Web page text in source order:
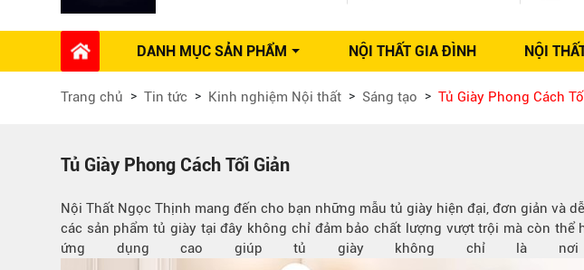
DANH MỤC SẢN PHẨM
Phụ kiện Nội thất
Ổ khóa tủ
Máy hút mùi
Phụ kiện tủ áo
Phụ kiện tủ bếp trên
Thùng đựng gạo
NỘI THẤT GIA ĐÌNH NỘI
Dự án thi công Báo giá Nội thất
Trang chủ Tin tức Kinh nghiệm Nội thất Sáng tạo Tủ Giày Phong Cách
Tủ Giày Phong Cách Tối Giản
Nội Thất Ngọc Thịnh mang đến cho bạn những mẫu tủ giày hiện đại, đơn giản và
các sản phẩm tủ giày tại đây không chỉ đảm bảo chất lượng vượt trội mà còn
ứng dụng cao giúp tủ giày không chỉ là